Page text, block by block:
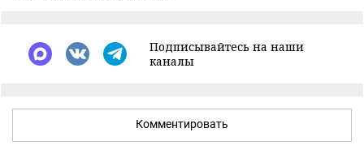
Подписывайтесь на наши
каналы
Комментировать